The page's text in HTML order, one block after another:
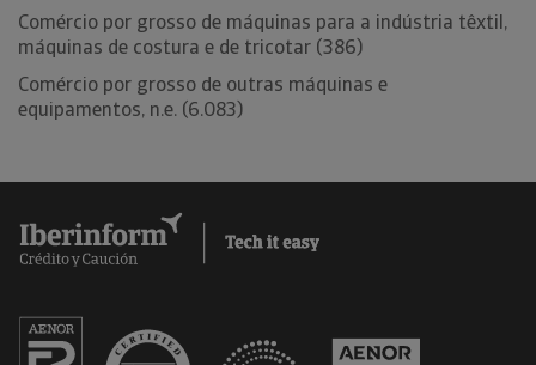
Comércio por grosso de máquinas para a indústria têxtil,
máquinas de costura e de tricotar (386)
Comércio por grosso de outras máquinas e
equipamentos, n.e. (6.083)